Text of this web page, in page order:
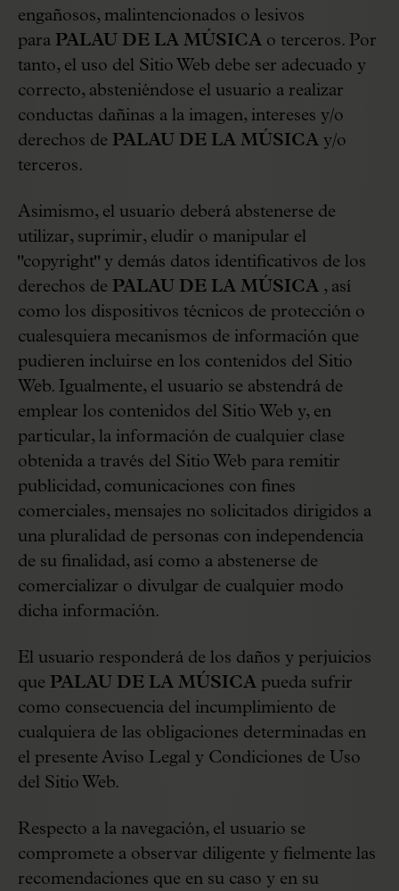
engañosos, malintencionados o lesivos
para PALAU DE LA MÚSICA o terceros. Por
tanto, el uso del Sitio Web debe ser adecuado y
correcto, absteniéndose el usuario a realizar
conductas dañinas a la imagen, intereses y/o
derechos de PALAU DE LA MÚSICA y/o
terceros.
Asimismo, el usuario deberá abstenerse de
utilizar, suprimir, eludir o manipular el
"copyright" y demás datos identificativos de los
derechos de PALAU DE LA MÚSICA , así
como los dispositivos técnicos de protección o
cualesquiera mecanismos de información que
pudieren incluirse en los contenidos del Sitio
Web. Igualmente, el usuario se abstendrá de
emplear los contenidos del Sitio Web y, en
particular, la información de cualquier clase
obtenida a través del Sitio Web para remitir
publicidad, comunicaciones con fines
comerciales, mensajes no solicitados dirigidos a
una pluralidad de personas con independencia
de su finalidad, así como a abstenerse de
comercializar o divulgar de cualquier modo
dicha información.
El usuario responderá de los daños y perjuicios
que PALAU DE LA MÚSICA pueda sufrir
como consecuencia del incumplimiento de
cualquiera de las obligaciones determinadas en
el presente Aviso Legal y Condiciones de Uso
del Sitio Web.
Respecto a la navegación, el usuario se
compromete a observar diligente y fielmente las
recomendaciones que en su caso y en su